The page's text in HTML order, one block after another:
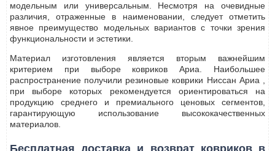
модельным или универсальным. Несмотря на очевидные
различия, отраженные в наименовании, следует отметить
явное преимущество модельных вариантов с точки зрения
функциональности и эстетики.
Материал изготовления является вторым важнейшим
критерием при выборе ковриков Ариа. Наибольшее
распространение получили резиновые коврики Ниссан Ариа ,
при выборе которых рекомендуется ориентироваться на
продукцию среднего и премиального ценовых сегментов,
гарантирующую использование высококачественных
материалов.
Бесплатная доставка и возврат ковриков в